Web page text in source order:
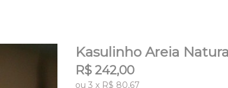
Kasulinho Areia Natural
R$ 242,00
ou 3 x R$ 80,67